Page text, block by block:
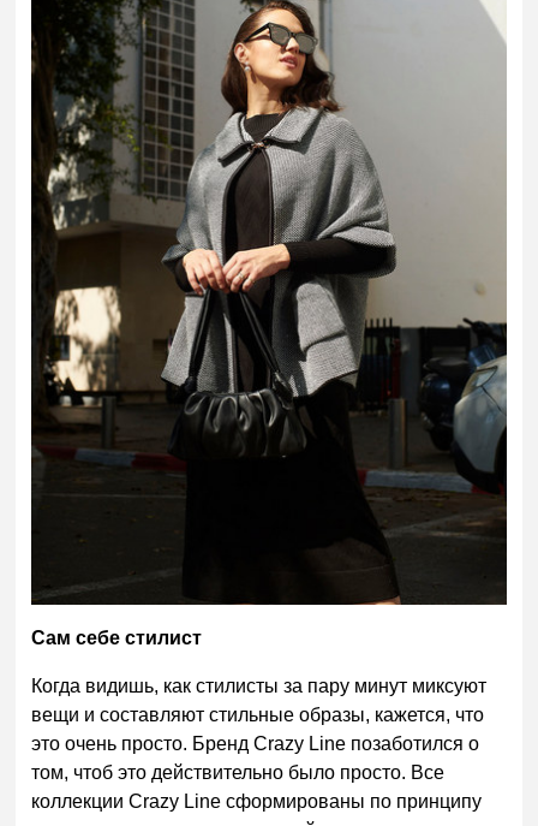
Сам себе стилист
Когда видишь, как стилисты за пару минут миксуют
вещи и составляют стильные образы, кажется, что
это очень просто. БрендCrazy Line позаботился о
том, чтоб это действительно было просто. Все
коллекции Crazy Line сформированы по принципу